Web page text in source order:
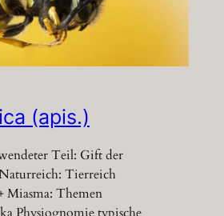
(apis.)
Teil: Gift der
Tierreich
Miasma: Themen